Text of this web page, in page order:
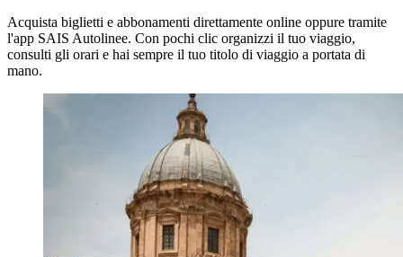
Acquista biglietti e abbonamenti direttamente online oppure tramite
l'app SAIS Autolinee. Con pochi clic organizzi il tuo viaggio,
consulti gli orari e hai sempre il tuo titolo di viaggio a portata di
mano.